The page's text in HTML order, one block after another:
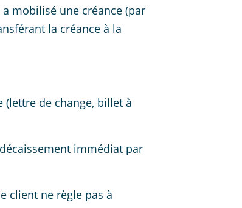
mobilisé une créance (par
la créance à la
(lettre de change, billet à
immédiat par
client ne règle pas à